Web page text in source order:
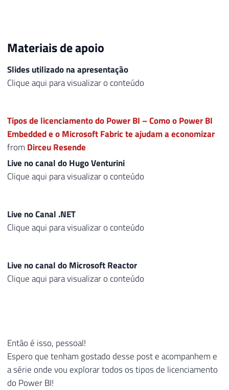
Materiais de apoio
Slides utilizado na apresentação
Clique aqui para visualizar o conteúdo
Tipos de licenciamento do Power BI – Como o Power BI
Embedded e o Microsoft Fabric te ajudam a economizar
from Dirceu Resende
Live no canal do Hugo Venturini
Clique aqui para visualizar o conteúdo
Live no Canal .NET
Clique aqui para visualizar o conteúdo
Live no canal do Microsoft Reactor
Clique aqui para visualizar o conteúdo
Então é isso, pessoal!
Espero que tenham gostado desse post e acompanhem e
a série onde vou explorar todos os tipos de licenciamento
do Power BI!